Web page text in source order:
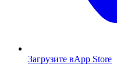
Загрузите вApp Store